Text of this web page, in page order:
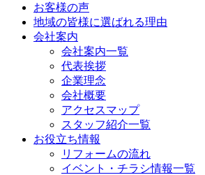
お客様の声
地域の皆様に選ばれる理由
会社案内
会社案内一覧
代表挨拶
企業理念
会社概要
アクセスマップ
スタッフ紹介一覧
お役立ち情報
リフォームの流れ
イベント・チラシ情報一覧